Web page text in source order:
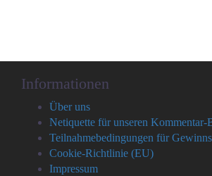
Informationen
Über uns
Netiquette für unseren Kommentar-
Teilnahmebedingungen für
Cookie-Richtlinie (EU)
Impressum